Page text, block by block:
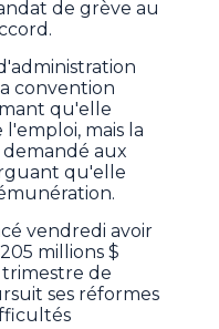
de grève au
convention
qu'elle
mais la
aux
qu'elle
vendredi avoir
millions $
de
ses réformes